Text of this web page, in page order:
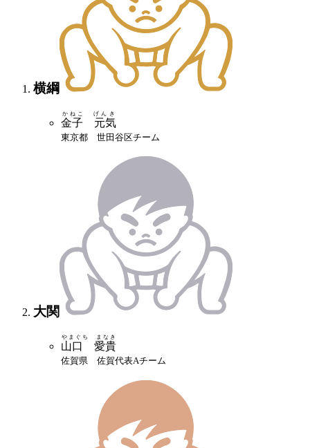
横綱
金子 元気
かねこ げんき
東京都 世田谷区チーム
大関
山口 愛貴
やまぐち まなき
佐賀県 佐賀代表Aチーム